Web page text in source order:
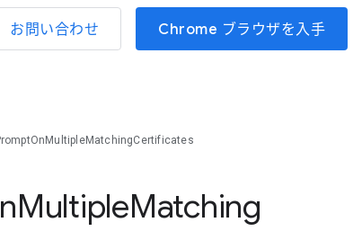
お問い合わせ Chrome ブラウザを入手
MultipleMatching